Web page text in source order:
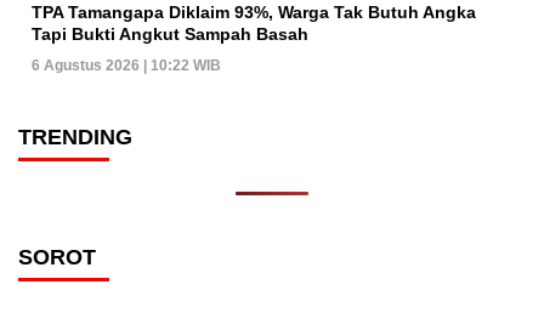
TPA Tamangapa Diklaim 93%, Warga Tak Butuh Angka
Tapi Bukti Angkut Sampah Basah
6 Agustus 2026 | 10:22 WIB
TRENDING
SOROT